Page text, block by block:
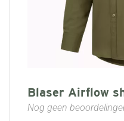
Blaser Airflow
Nog geen